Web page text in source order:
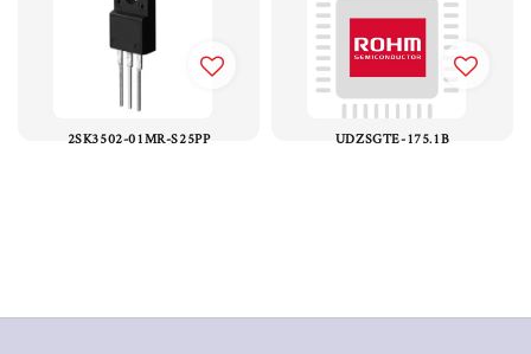
2SK3502-01MR-S25PP UDZSGTE-175.1B